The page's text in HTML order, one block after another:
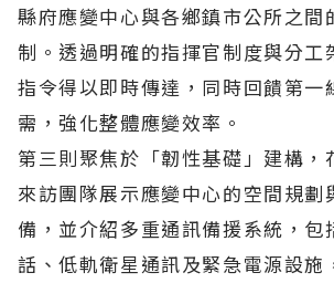
縣府應變中心與各鄉鎮市公所之間
制。透過明確的指揮官制度與分工
指令得以即時傳達，同時回饋第一
需，強化整體應變效率。
第三則聚焦於「韌性基礎」建構，
來訪團隊展示應變中心的空間規劃
備，並介紹多重通訊備援系統，包
話、低軌衛星通訊及緊急電源設施